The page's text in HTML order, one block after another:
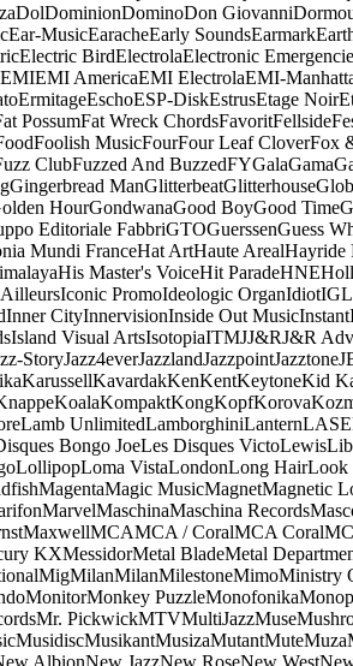
DolDominionDominoDon Giovanni
Ear-MusicEaracheEarly SoundsEarmark
Electric BirdElectrolaElectronic
EMIEMI AmericaEMI ElectrolaEMI-
ErmitageEschoESP-DiskEstrusEtage Noir
PossumFat Wreck ChordsFavoritFellside
Foolish MusicFourFour Leaf CloverFox
ClubFuzzed And BuzzedFYGalaGama
Gingerbread ManGlitterbeatGlitterhouse
HourGondwanaGood BoyGood Time
Editoriale FabbriGTOGuerssenGuess
Mundi FranceHat ArtHaute ArealHayride
His Master's VoiceHit ParadeHNE
Iconic PromoIdeologic OrganIdiot
Inner CityInnervisionInside Out MusicInstant
Island Visual ArtsIsotopiaITMJJ&RJ&R
StoryJazz4everJazzlandJazzpointJazztone
KarussellKavardakKenKentKeytoneKid
KoalaKompaktKongKopfKorova
Lamb UnlimitedLamborghiniLantern
Bongo JoeLes Disques VictoLewis
LollipopLoma VistaLondonLong HairLook
MagentaMagic MusicMagnetMagnetic
MarvelMaschinaMaschina Records
MaxwellMCAMCA / CoralMCA Coral
KXMessidorMetal BladeMetal
MigMilanMilanMilestoneMimoMinistry
MonitorMonkey PuzzleMonofonika
Mr. PickwickMTVMultiJazzMuse
MusidiscMusikantMusizaMutantMuteMuza